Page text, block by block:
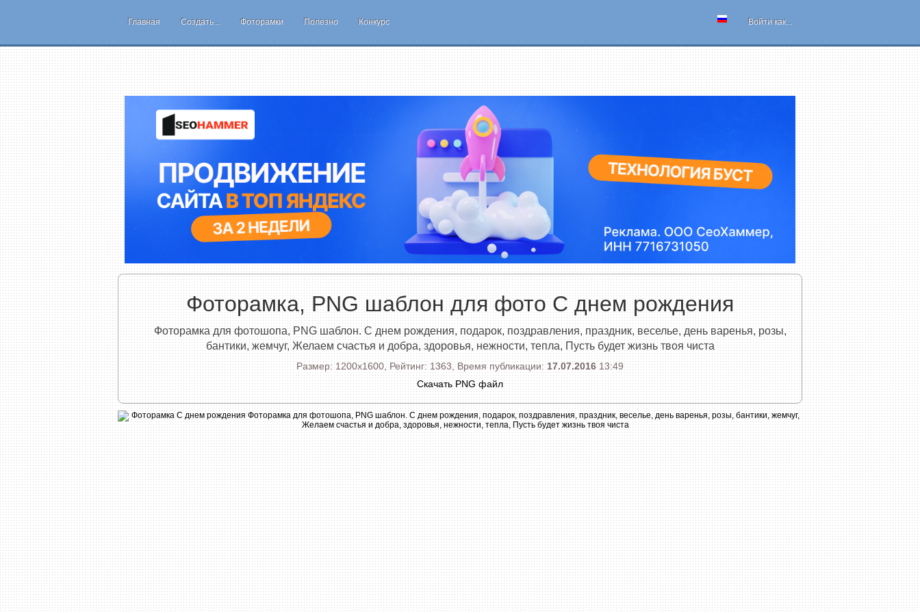
Главная Создать... Фоторамки Полезно Конкурс Войти как...
Фоторамка, PNG шаблон для фото С днем рождения
Фоторамка для фотошопа, PNG шаблон. С днем рождения, подарок, поздравления, праздник, веселье, день варенья, розы,
бантики, жемчуг, Желаем счастья и добра, здоровья, нежности, тепла, Пусть будет жизнь твоя чиста
Размер: 1200x1600, Рейтинг: 1363, Время публикации:17.07.201613:49
Скачать PNG файл